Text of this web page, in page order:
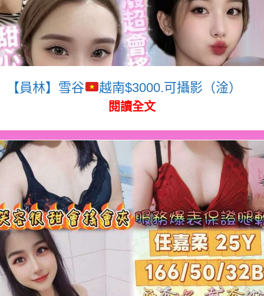
【員林】雪谷 越南$3000.可攝影（淦）
閱讀全文